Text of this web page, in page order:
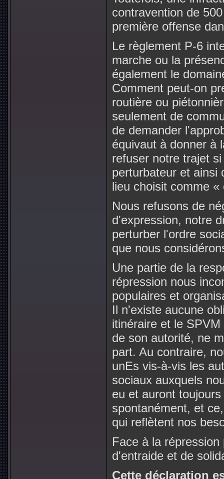
contravention de
première offense
Le règlement P-6
marche ou la
également le
Comment peut-on
routière ou
seulement de
de demander
équivaut à donner à
refuser notre trajet
perturbateur et ainsi
lieu choisit comme «
Nous refusons de
d'expression, notre
perturber l'ordre
que nous
Une partie de la
répression nous
populaires et
Il n'existe aucune
itinéraire et le
de son autorité, ne
part. Au contraire,
unEs vis-à-vis les
sociaux auxquels
eu et auront
spontanément, et
qui reflètent nos
Face à la
d'entraide et de
Cette déclaration